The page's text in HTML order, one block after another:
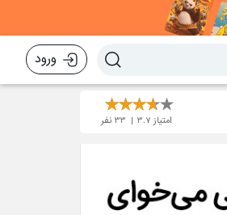
ورود
امتیاز 3.7
33نفر